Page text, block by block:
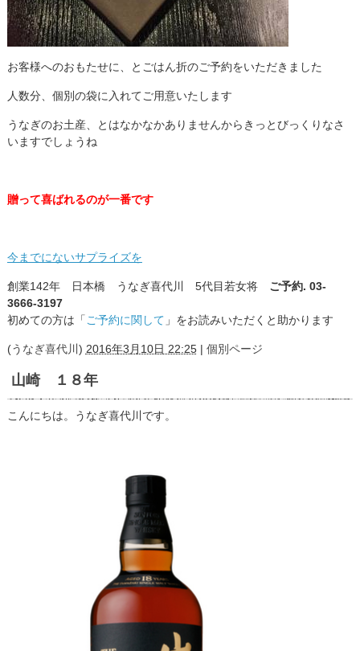
お客様へのおもたせに、とごはん折のご予約をいただきました
人数分、個別の袋に入れてご用意いたします
うなぎのお土産、とはなかなかありませんからきっとびっくりなさ
いますでしょうね
贈って喜ばれるのが一番です
今までにないサプライズを
創業142年 日本橋 うなぎ喜代川 5代目若女将 ご予約. 03-
3666-3197
初めての方は「 ご予約に関して 」をお読みいただくと助かります
(うなぎ喜代川 ) 2016年3月10日 22:25| 個別ページ
山崎 １８年
こんにちは。うなぎ喜代川です。